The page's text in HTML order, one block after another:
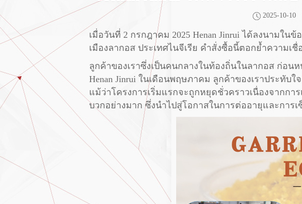
2025-10-10
เมื่อวันที่ 2 กรกฎาคม 2025 Henan Jinrui ได้ลงนามใน
เมืองลากอส ประเทศไนจีเรีย คำสั่งซื้อนี้ตอกย้ำความ
ลูกค้าของเราซึ่งเป็นคนกลางในท้องถิ่นในลากอส ก่อ
Henan Jinrui ในเดือนพฤษภาคม ลูกค้าของเราประทั
แม้ว่าโครงการเริ่มแรกจะถูกหยุดชั่วคราวเนื่องจากกา
บวกอย่างมาก ซึ่งนำไปสู่โอกาสในการต่ออายุและการ